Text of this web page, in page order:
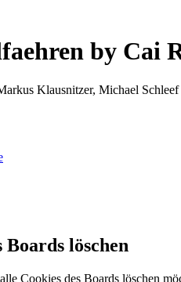
by Cai
Klausnitzer, Michael
Boards löschen
Cookies des Boards löschen